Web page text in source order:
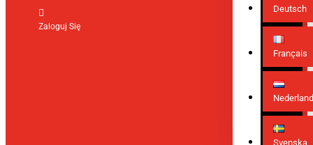
Zaloguj Się
Deutsch
Français
Svenska